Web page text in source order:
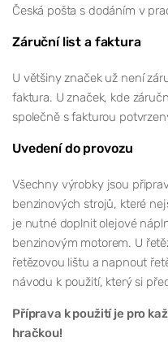
Česká pošta s dodáním v
Záruční list a faktura
U většiny značek už není
faktura. U značek, kde
společně s fakturou
Uvedení do provozu
Všechny výrobky jsou
benzinových strojů, které
je nutné doplnit olejové
benzinovým motorem. U
řetězovou lištu a napnout
návodu k použití, který si
Příprava k použití je pro
hračkou!